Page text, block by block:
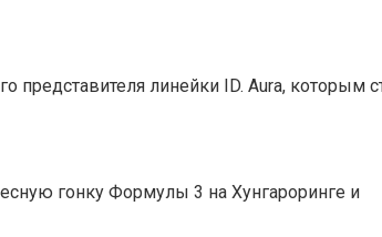
линейки ID. Aura, которым
гонку Формулы 3 на Хунгароринге и